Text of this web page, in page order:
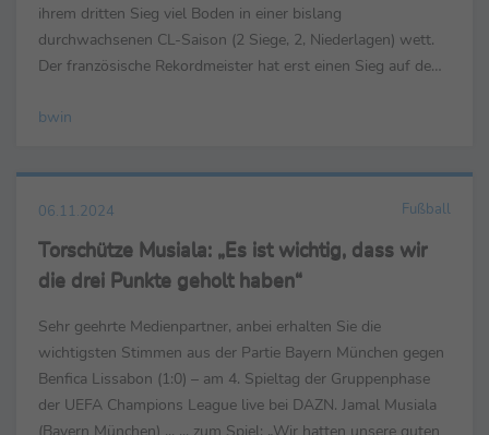
ihrem dritten Sieg viel Boden in einer bislang
durchwachsenen CL-Saison (2 Siege, 2, Niederlagen) wett.
Der französische Rekordmeister hat erst einen Sieg auf dem
bwin
06.11.2024 Fußball
Torschütze Musiala: „Es ist wichtig, dass wir
die drei Punkte geholt haben“
Sehr geehrte Medienpartner, anbei erhalten Sie die
wichtigsten Stimmen aus der Partie Bayern München gegen
Benfica Lissabon (1:0) – am 4. Spieltag der Gruppenphase
der UEFA Champions League live bei DAZN. Jamal Musiala
(Bayern München) ... ... zum Spiel: „Wir hatten unsere guten